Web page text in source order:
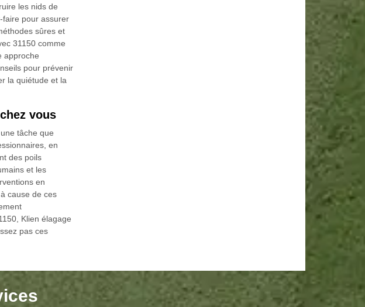
les nids de
faire pour assurer
sûres et
31150 comme
approche
pour prévenir
la quiétude et la
vous
tâche que
en
des poils
et les
en
cause de ces
Klien élagage
pas ces